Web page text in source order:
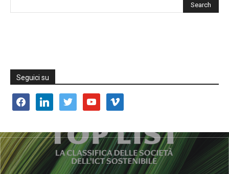
Seguici su
facebooklinkedin twitter youtube vimeo